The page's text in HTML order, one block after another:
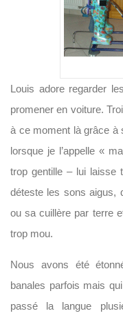
Louis adore regarder
promener en voiture.
à ce moment là grâce à
lorsque je l’appelle «
trop gentille – lui
déteste les sons aigus,
ou sa cuillère par terre
trop mou.
Nous avons été
banales parfois mais
passé la langue